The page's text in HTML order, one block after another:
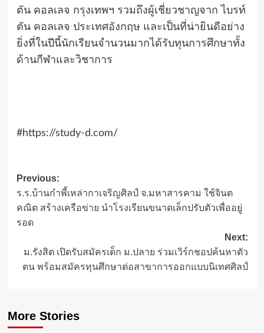
ตัน คอลเลจ กรุงเทพฯ รวมถึงผู้เชี่ยวชาญจาก ไบรท์
ตัน คอลเลจ ประเทศอังกฤษ และเป็นที่น่ายินดีอย่าง
ยิ่งที่ในปีนี้นักเรียนจำนวนมากได้รับทุนการศึกษาทั้ง
ด้านกีฬาและวิชาการ
#https://study-d.com/
Post
navigation
Previous:
ร.ร.บ้านกำพี้เหล่ากาเจริญศิลป์ จ.มหาสารคาม ใช้จินต
คณิต สร้างเครือข่าย นำโรงเรียนขนาดเล็กปรับตัวเพื่ออยู่
รอด
Next:
ม.รังสิต เปิดรับสมัครเด็ก ม.ปลาย ร่วมเวิร์กชอปค้นหาตัว
ตน พร้อมสมัครทุนศึกษาต่อสาขาการออกแบบนิเทศศิลป์
More Stories